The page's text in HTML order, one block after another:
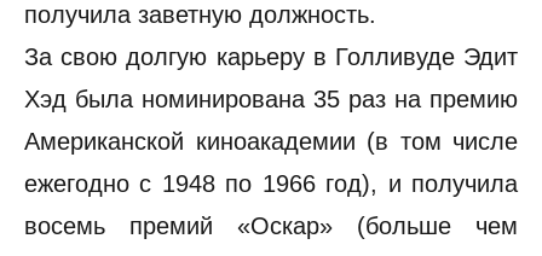
получила заветную должность.
За свою долгую карьеру в Голливуде Эдит
Хэд была номинирована 35 раз на премию
Американской киноакадемии (в том числе
ежегодно с 1948 по 1966 год), и получила
восемь премий «Оскар» (больше чем